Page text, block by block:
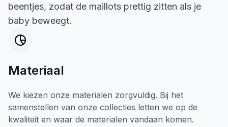
beentjes, zodat de maillots prettig zitten als je
baby beweegt.
Materiaal
We kiezen onze materialen zorgvuldig. Bij het
samenstellen van onze collecties letten we op de
kwaliteit en waar de materialen vandaan komen.